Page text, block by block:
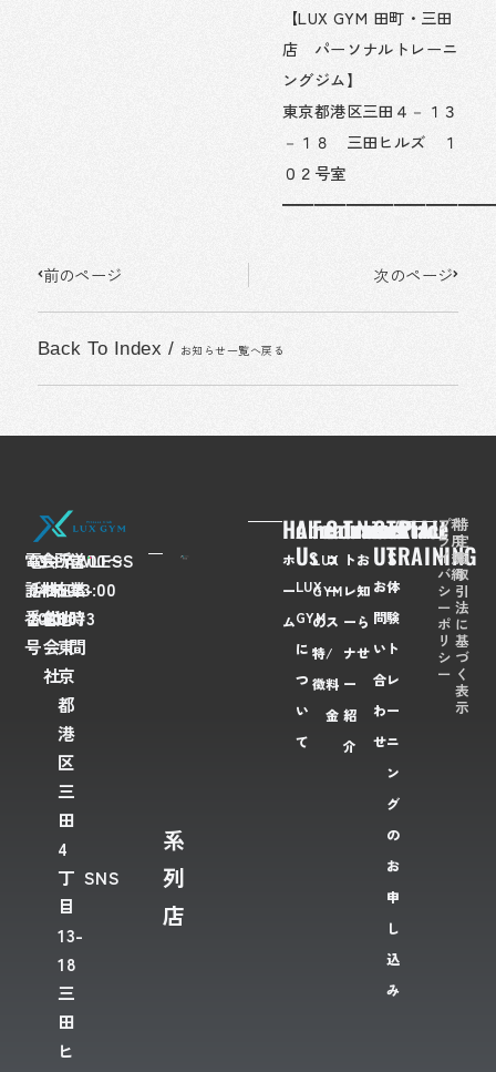
【LUX GYM 田町・三田
店 パーソナルトレーニ
ングジム】
東京都港区三田４－１３
－１８ 三田ヒルズ １
０２号室
前のページ 次のページ
Back To Index / お知らせ一覧へ戻る
電
話
番
号
03-
6435-
2028
会
社
名
FLAWLESS
株
式
会
社
所
在
地
〒
108-
0073
東
京
都
港
区
三
田
4
丁
目
13-
18
三
田
ヒ
営
業
時
間
7:00〜
23:00
SNS
系
列
店
Home
ホ
ー
ム
About
Us
LUX
GYM
に
つ
い
て
Feaures
LUX
GYM
の
特
徴
Course/Price
コ
ー
ス
/
料
金
Trainer
ト
レ
ー
ナ
ー
紹
介
News
お
知
ら
せ
Contact
Us
お
問
い
合
わ
せ
TRIAL
TRAINING
体
験
ト
レ
ー
ニ
ン
グ
の
お
申
し
込
み
プ
ラ
イ
バ
シ
ー
ポ
リ
シ
ー
利
用
規
約
特
定
商
取
引
法
に
基
づ
く
表
示